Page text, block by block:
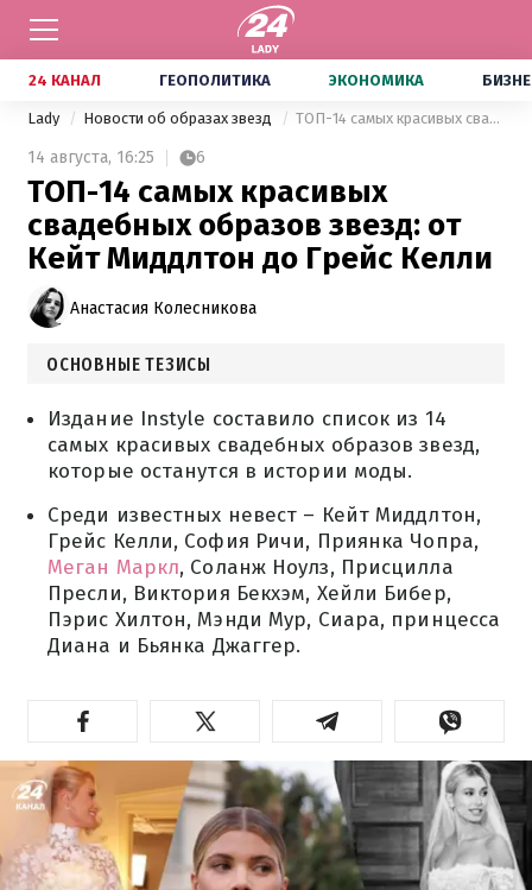
24 КАНАЛ ГЕОПОЛИТИКА ЭКОНОМИКА
Lady Новости об образах звезд ТОП-14 самых красивых свадебных образов звезд: от Кейт Миддлтон до Грейс Келли
14 августа, 16:25 6
ТОП-14 самых красивых
свадебных образов звезд: от
Кейт Миддлтон до Грейс Келли
Анастасия Колесникова
ОСНОВНЫЕ ТЕЗИСЫ
Издание Instyle составило список из 14
самых красивых свадебных образов звезд,
которые останутся в истории моды.
Среди известных невест – Кейт Миддлтон,
Грейс Келли, София Ричи, Приянка Чопра,
Меган Маркл, Соланж Ноулз, Присцилла
Пресли, Виктория Бекхэм, Хейли Бибер,
Пэрис Хилтон, Мэнди Мур, Сиара, принцесса
Диана и Бьянка Джаггер.